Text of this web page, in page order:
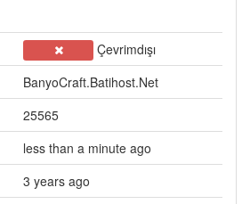
Çevrimdışı
BanyoCraft.Batihost.Net
25565
less than a minute ago
3 years ago